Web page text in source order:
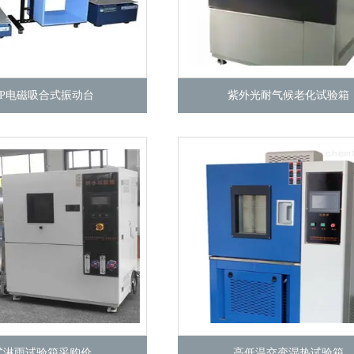
电磁吸合式振动台 紫外光耐气候老化试验箱